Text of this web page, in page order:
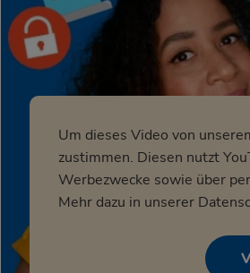
Um dieses Video von
zustimmen. Diesen nutzt
Werbezwecke sowie über
Mehr dazu in unserer